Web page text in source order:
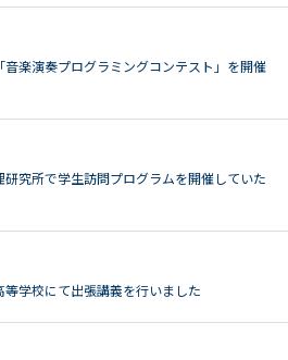
音楽演奏プログラミングコンテスト」を開催
研究所で学生訪問プログラムを開催していた
等学校にて出張講義を行いました